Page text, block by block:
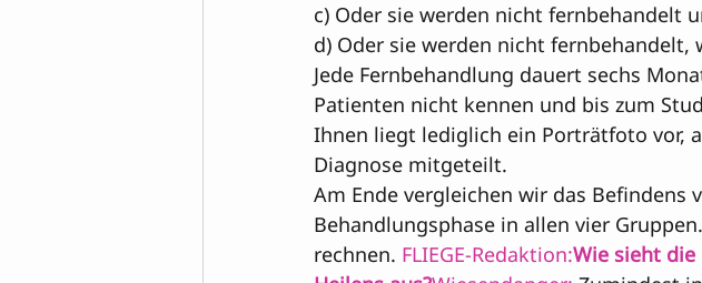
c) Oder sie werden nicht fernbehandelt
d) Oder sie werden nicht fernbehandelt,
Jede Fernbehandlung dauert sechs
Patienten nicht kennen und bis zum
Ihnen liegt lediglich ein Porträtfoto vor,
Am Ende vergleichen wir das Befindens
Behandlungsphase in allen vier
rechnen. FLIEGE-Redaktion:Wie sieht